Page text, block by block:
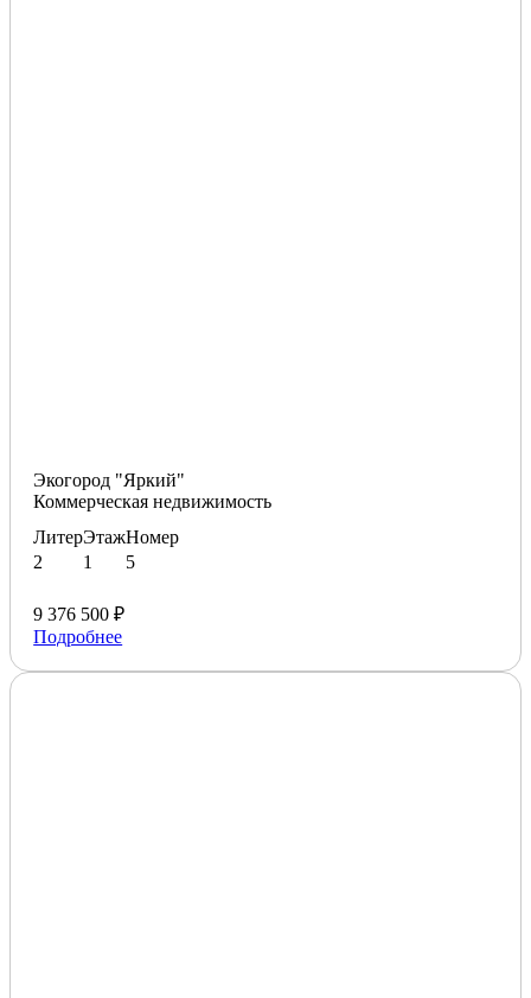
Экогород "Яркий"
Коммерческая недвижимость
Литер
2
Этаж
1
Номер
5
9 376 500 ₽
Подробнее